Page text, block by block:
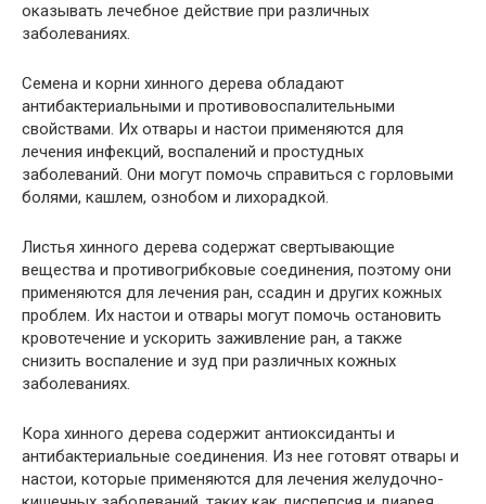
оказывать лечебное действие при различных
заболеваниях.
Семена и корни хинного дерева обладают
антибактериальными и противовоспалительными
свойствами. Их отвары и настои применяются для
лечения инфекций, воспалений и простудных
заболеваний. Они могут помочь справиться с горловыми
болями, кашлем, ознобом и лихорадкой.
Листья хинного дерева содержат свертывающие
вещества и противогрибковые соединения, поэтому они
применяются для лечения ран, ссадин и других кожных
проблем. Их настои и отвары могут помочь остановить
кровотечение и ускорить заживление ран, а также
снизить воспаление и зуд при различных кожных
заболеваниях.
Кора хинного дерева содержит антиоксиданты и
антибактериальные соединения. Из нее готовят отвары и
настои, которые применяются для лечения желудочно-